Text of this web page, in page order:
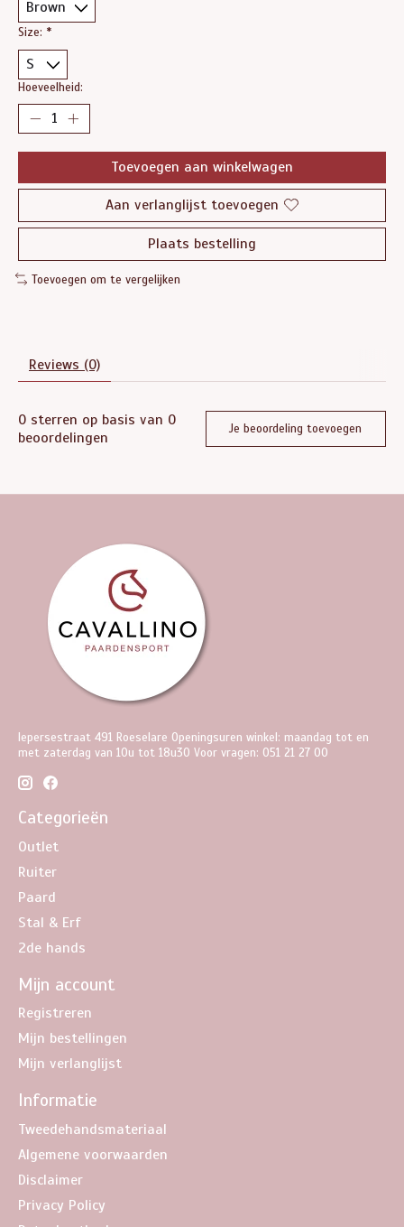
Size: *
Hoeveelheid:
Toevoegen aan winkelwagen
Aan verlanglijst toevoegen
Plaats bestelling
Toevoegen om te vergelijken
Reviews (0)
0 sterren op basis van 0
beoordelingen
Je beoordeling toevoegen
Iepersestraat 491 Roeselare Openingsuren winkel: maandag tot en
met zaterdag van 10u tot 18u30 Voor vragen: 051 21 27 00
Categorieën
Outlet
Ruiter
Paard
Stal & Erf
2de hands
Mijn account
Registreren
Mijn bestellingen
Mijn verlanglijst
Informatie
Tweedehandsmateriaal
Algemene voorwaarden
Disclaimer
Privacy Policy